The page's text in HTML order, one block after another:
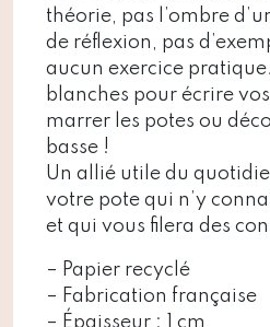
théorie, pas l’ombre
de réflexion, pas
aucun exercice
blanches pour écrire
marrer les potes ou
basse !
Un allié utile du
votre pote qui n’y
et qui vous filera des
– Papier recyclé
– Fabrication française
– Épaisseur : 1 cm